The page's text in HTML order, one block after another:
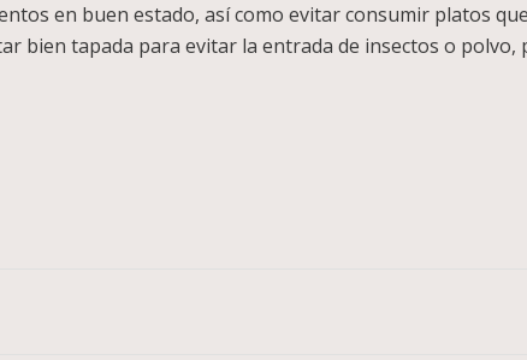
en buen estado, así como evitar consumir platos
bien tapada para evitar la entrada de insectos o polvo,